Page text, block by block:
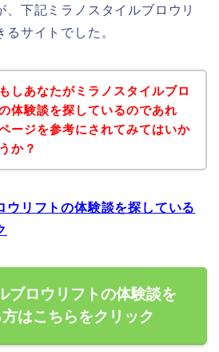
、下記ミラノスタイルブロウリ
サイトでした。
しあなたがミラノスタイルブロ
体験談を探しているのであれ
ージを参考にされてみてはいか
か？
ウリフトの体験談を探している
ブロウリフトの体験談を
はこちらをクリック